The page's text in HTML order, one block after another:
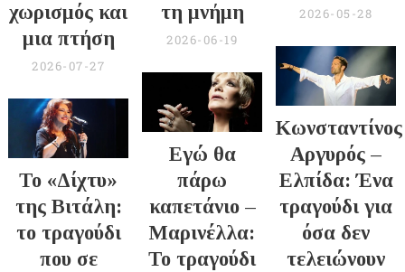
χωρισμός και
μια πτήση
2026-07-27
τη μνήμη
2026-06-19
2026-05-28
Το «Δίχτυ»
της Βιτάλη:
το τραγούδι
που σε
Εγώ θα
πάρω
καπετάνιο –
Μαρινέλλα:
Το τραγούδι
Κωνσταντίνος
Αργυρός –
Ελπίδα: Ένα
τραγούδι για
όσα δεν
τελειώνουν